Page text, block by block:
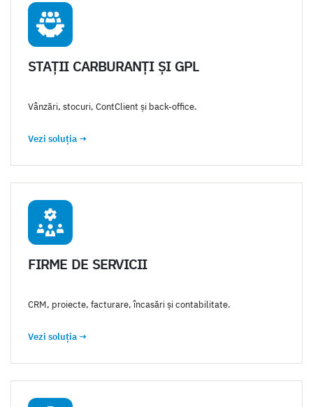
STAȚII CARBURANȚI ȘI GPL
Vânzări, stocuri, ContClient și back-office.
Vezi soluția →
FIRME DE SERVICII
CRM, proiecte, facturare, încasări și contabilitate.
Vezi soluția →